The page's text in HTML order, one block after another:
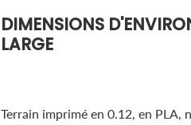
DIMENSIONS
LARGE
Terrain imprimé en 0.12, en PLA,